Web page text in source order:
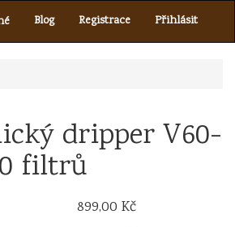
Blog Registrace Přihlásit
dripper V60-
filtrů
899,00 Kč